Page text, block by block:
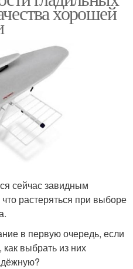
хорошей
сейчас завидным
растеряться при выборе
в первую очередь, если
выбрать из них